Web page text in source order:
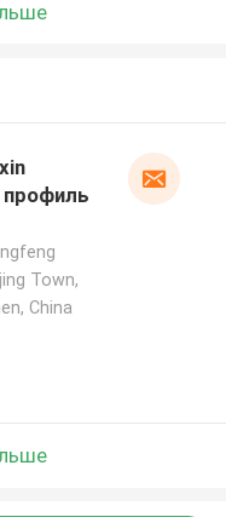
профиль
Town,
China